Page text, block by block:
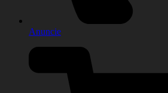
Anuncie